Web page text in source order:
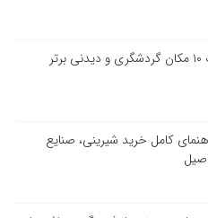
کامل خرید شیرینی، صنایع